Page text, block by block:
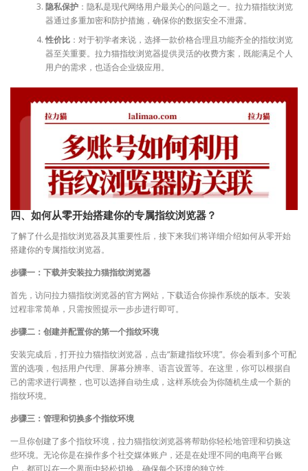
隐私保护：隐私是现代网络用户最关心的问题之一。拉力猫指纹浏览
器通过多重加密和防护措施，确保你的数据安全不泄露。
性价比：对于初学者来说，选择一款价格合理且功能齐全的指纹浏览
器至关重要。拉力猫指纹浏览器提供灵活的收费方案，既能满足个人
用户的需求，也适合企业级应用。
四、如何从零开始搭建你的专属指纹浏览器？
了解了什么是指纹浏览器及其重要性后，接下来我们将详细介绍如何从零开始
搭建你的专属指纹浏览器。
步骤一：下载并安装拉力猫指纹浏览器
首先，访问拉力猫指纹浏览器的官方网站，下载适合你操作系统的版本。安装
过程非常简单，只需按照提示一步步进行即可。
步骤二：创建并配置你的第一个指纹环境
安装完成后，打开拉力猫指纹浏览器，点击“新建指纹环境”。你会看到多个可配
置的选项，包括用户代理、屏幕分辨率、语言设置等。在这里，你可以根据自
己的需求进行调整，也可以选择自动生成，这样系统会为你随机生成一个新的
指纹环境。
步骤三：管理和切换多个指纹环境
一旦你创建了多个指纹环境，拉力猫指纹浏览器将帮助你轻松地管理和切换这
些环境。无论你是在操作多个社交媒体账户，还是在处理不同的电商平台账